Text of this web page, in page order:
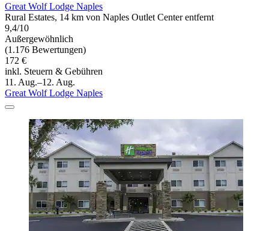
Great Wolf Lodge Naples
Rural Estates, 14 km von Naples Outlet Center entfernt
9,4/10
Außergewöhnlich
(1.176 Bewertungen)
172 €
inkl. Steuern & Gebühren
11. Aug.–12. Aug.
Great Wolf Lodge Naples